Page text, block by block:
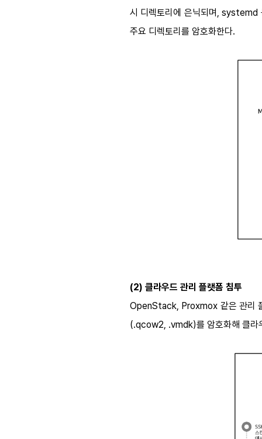
시 디렉토리에 은닉되며, systemd
주요 디렉토리를 암호화한다.
(2) 클라우드 관리 플랫폼 침투
OpenStack, Proxmox 같은 관리
(.qcow2, .vmdk)를 암호화해 클라